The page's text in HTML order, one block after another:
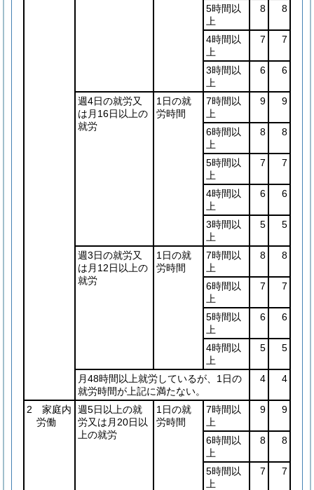
5時間以
上
8 8
4時間以
上
7 7
3時間以
上
6 6
週4日の就労又
は月16日以上の
就労
1日の就
労時間
7時間以
上
9 9
6時間以
上
8 8
5時間以
上
7 7
4時間以
上
6 6
3時間以
上
5 5
週3日の就労又
は月12日以上の
就労
1日の就
労時間
7時間以
上
8 8
6時間以
上
7 7
5時間以
上
6 6
4時間以
上
5 5
月48時間以上就労しているが、1日の
就労時間が上記に満たない。
4 4
2 家庭内
労働
週5日以上の就
労又は月20日以
上の就労
1日の就
労時間
7時間以
上
9 9
6時間以
上
8 8
5時間以
上
7 7